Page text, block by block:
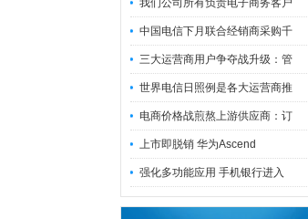
我们公司所有负责电子商务客户
中国电信下月联合经销商采购千
三大运营商用户争夺战升级：管
世界电信日照例是各大运营商推
电商价格战煎熬上游供应商：订
上市即脱销 华为Ascend
强化多功能应用 手机银行进入